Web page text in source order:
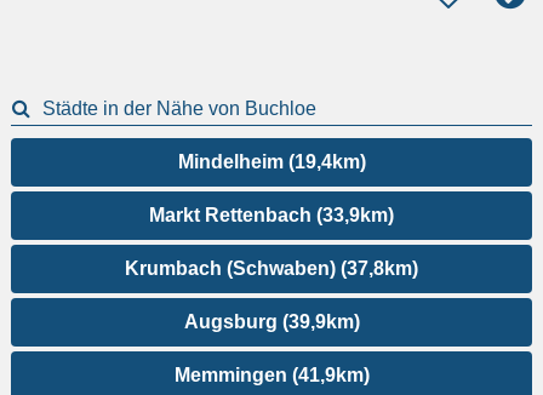
Städte in der Nähe von Buchloe
Mindelheim (19,4km)
Markt Rettenbach (33,9km)
Krumbach (Schwaben) (37,8km)
Augsburg (39,9km)
Memmingen (41,9km)